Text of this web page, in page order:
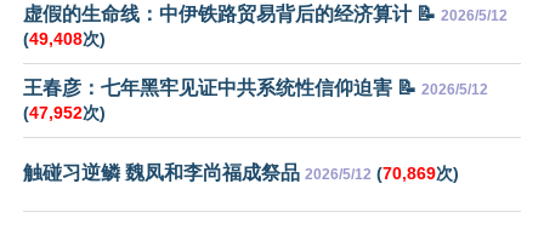
虚假的生命线：中伊铁路贸易背后的经济算计 📝 2026/5/12
(49,408次)
王春彦：七年黑牢见证中共系统性信仰迫害 📝 2026/5/12
(47,952次)
触碰习逆鳞 魏凤和李尚福成祭品 2026/5/12 (70,869次)